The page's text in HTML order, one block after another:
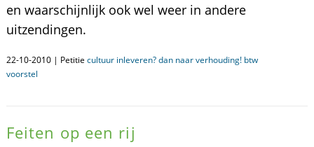
en waarschijnlijk ook wel weer in andere
uitzendingen.
22-10-2010 | Petitie cultuur inleveren? dan naar verhouding! btw
voorstel
Feiten op een rij